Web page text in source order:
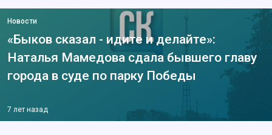
Новости
«Быков сказал - идите и делайте»:
Наталья Мамедова сдала бывшего главу
города в суде по парку Победы
7 лет назад